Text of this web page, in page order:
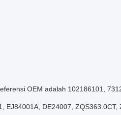
OEM adalah 102186101,
DE24007, ZQS363.0CT,